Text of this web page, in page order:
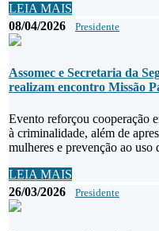
LEIA MAIS
08/04/2026
Presidente
Assomec e Secretaria da
realizam encontro Missão
Evento reforçou cooperação
à criminalidade, além de
mulheres e prevenção ao uso
LEIA MAIS
26/03/2026
Presidente